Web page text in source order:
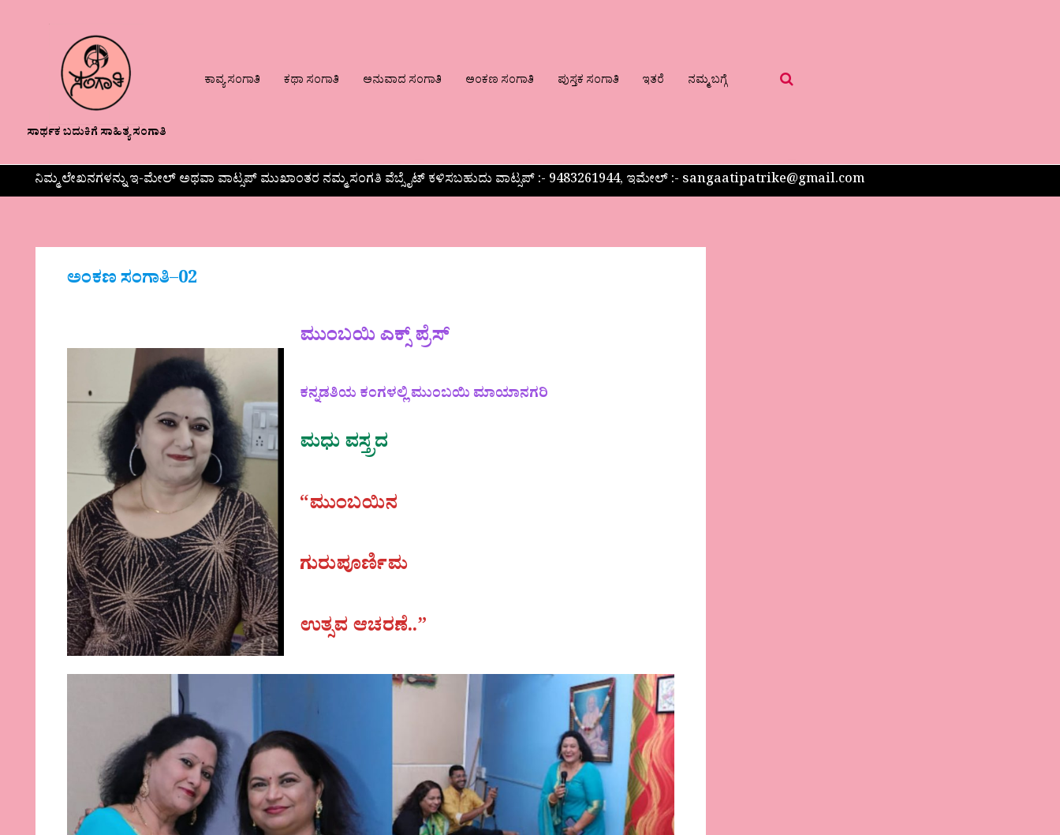
ಸಾರ್ಥಕ ಬದುಕಿಗೆ ಸಾಹಿತ್ಯ ಸಂಗಾತಿ
ಕಾವ್ಯ ಸಂಗಾತಿ ಕಥಾ ಸಂಗಾತಿ ಅನುವಾದ ಸಂಗಾತಿ ಅಂಕಣ ಸಂಗಾತಿ ಪುಸ್ತಕ ಸಂಗಾತಿ ಇತರೆ ನಮ್ಮ ಬಗ್ಗೆ
ನಿಮ್ಮ ಲೇಖನಗಳನ್ನು ಇ-ಮೇಲ್ ಅಥವಾ ವಾಟ್ಸಪ್ ಮುಖಾಂತರ ನಮ್ಮ ಸಂಗತಿ ವೆಬ್ಸೈಟ್ ಕಳಿಸಬಹುದು ವಾಟ್ಸಪ್‌ :- 9483261944, ಇಮೇಲ್ :- sangaatipatrike@gmail.com
ಅಂಕಣ ಸಂಗಾತಿ–02
ಮುಂಬಯಿ ಎಕ್ಸ್‌ ಪ್ರೆಸ್
ಕನ್ನಡತಿಯ ಕಂಗಳಲ್ಲಿ ಮುಂಬಯಿ ಮಾಯಾನಗರಿ
ಮಧು ವಸ್ತ್ರದ
“ಮುಂಬಯಿನ
ಗುರುಪೂರ್ಣಿಮ
ಉತ್ಸವ ಆಚರಣೆ..”